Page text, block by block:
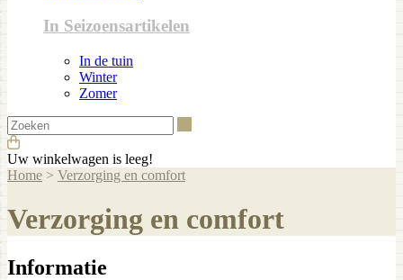
In Seizoensartikelen
In de tuin
Winter
Zomer
Uw winkelwagen is leeg!
Home > Verzorging en comfort
Verzorging en comfort
Informatie